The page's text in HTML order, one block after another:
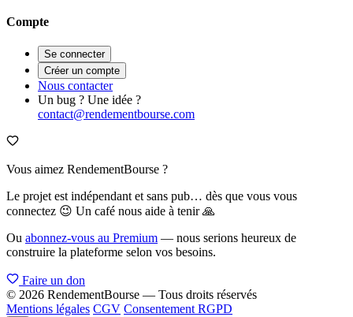
Compte
Se connecter
Créer un compte
Nous contacter
Un bug ? Une idée ?
contact@rendementbourse.com
Vous aimez RendementBourse ?
Le projet est indépendant et sans pub… dès que vous vous
connectez 😉 Un café nous aide à tenir 🙏
Ou abonnez-vous au Premium — nous serions heureux de
construire la plateforme selon vos besoins.
Faire un don
© 2026 RendementBourse — Tous droits réservés
Mentions légales CGV Consentement RGPD